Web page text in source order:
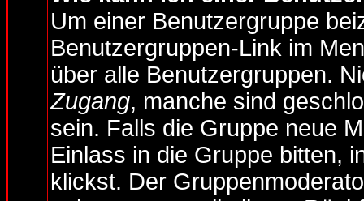
Um einer Benutzergruppe
Benutzergruppen-Link im
über alle Benutzergruppen.
Zugang, manche sind
sein. Falls die Gruppe neue
Einlass in die Gruppe bitten,
klickst. Der